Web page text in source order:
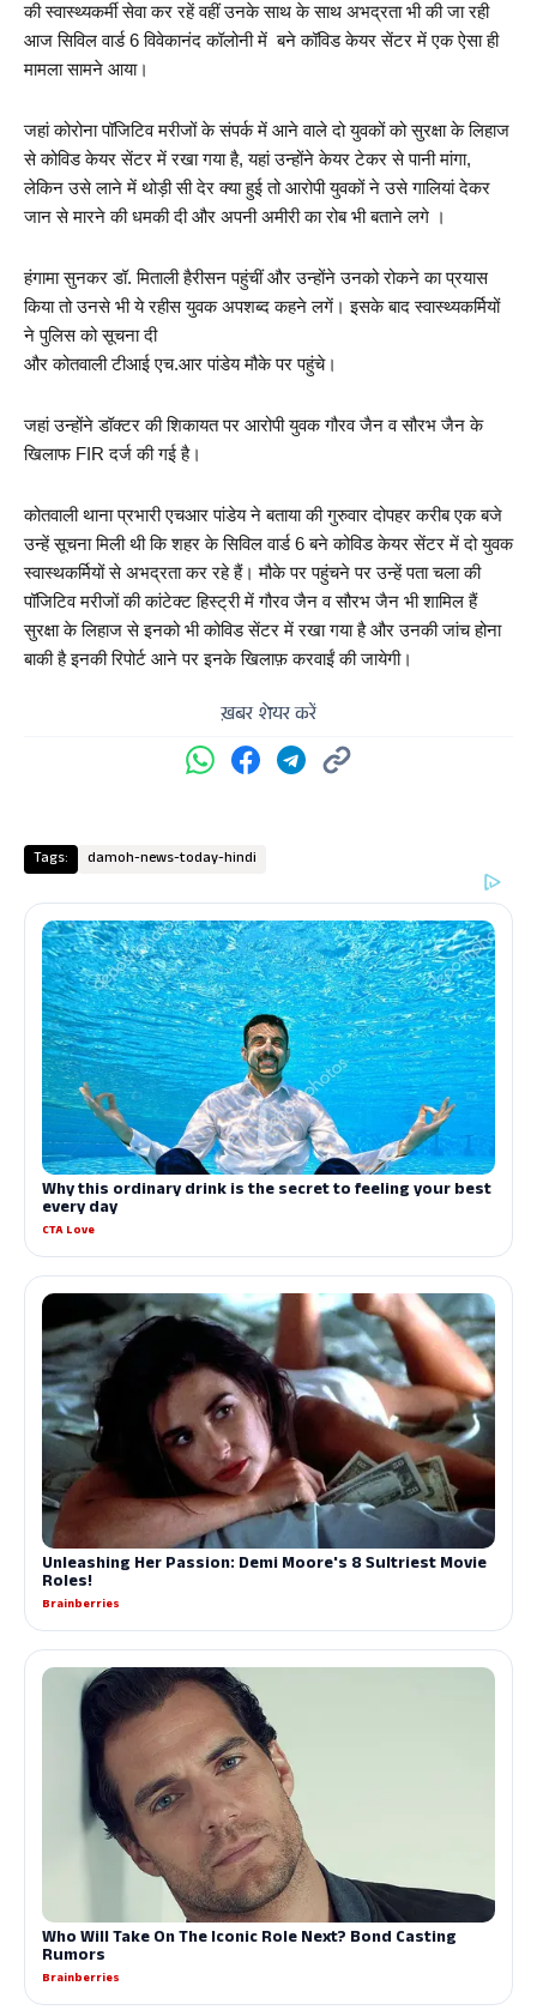
की स्वास्थ्यकर्मी सेवा कर रहें वहीं उनके साथ के साथ अभद्रता भी की जा रही
आज सिविल वार्ड 6 विवेकानंद कॉलोनी में  बने कॉविड केयर सेंटर में एक ऐसा ही
मामला सामने आया।
जहां कोरोना पॉजिटिव मरीजों के संपर्क में आने वाले दो युवकों को सुरक्षा के लिहाज
से कोविड केयर सेंटर में रखा गया है, यहां उन्होंने केयर टेकर से पानी मांगा,
लेकिन उसे लाने में थोड़ी सी देर क्या हुई तो आरोपी युवकों ने उसे गालियां देकर
जान से मारने की धमकी दी और अपनी अमीरी का रोब भी बताने लगे ।
हंगामा सुनकर डॉ. मिताली हैरीसन पहुंचीं और उन्होंने उनको रोकने का प्रयास
किया तो उनसे भी ये रहीस युवक अपशब्द कहने लगें। इसके बाद स्वास्थ्यकर्मियों
ने पुलिस को सूचना दी
और कोतवाली टीआई एच.आर पांडेय मौके पर पहुंचे।
जहां उन्होंने डॉक्टर की शिकायत पर आरोपी युवक गौरव जैन व सौरभ जैन के
खिलाफ FIR दर्ज की गई है।
कोतवाली थाना प्रभारी एचआर पांडेय ने बताया की गुरुवार दोपहर करीब एक बजे
उन्हें सूचना मिली थी कि शहर के सिविल वार्ड 6 बने कोविड केयर सेंटर में दो युवक
स्वास्थकर्मियों से अभद्रता कर रहे हैं। मौके पर पहुंचने पर उन्हें पता चला की
पॉजिटिव मरीजों की कांटेक्ट हिस्ट्री में गौरव जैन व सौरभ जैन भी शामिल हैं
सुरक्षा के लिहाज से इनको भी कोविड सेंटर में रखा गया है और उनकी जांच होना
बाकी है इनकी रिपोर्ट आने पर इनके खिलाफ़ करवाईं की जायेगी।
ख़बर शेयर करें
Tags: damoh-news-today-hindi